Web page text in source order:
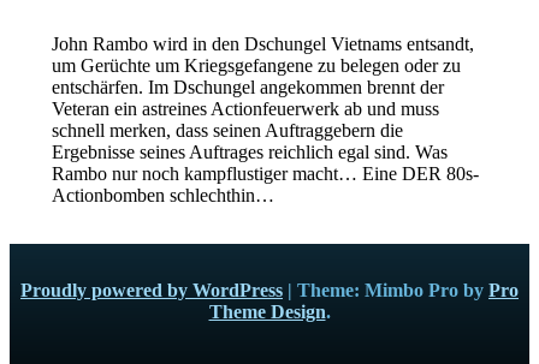
John Rambo wird in den Dschungel Vietnams entsandt,
um Gerüchte um Kriegsgefangene zu belegen oder zu
entschärfen. Im Dschungel angekommen brennt der
Veteran ein astreines Actionfeuerwerk ab und muss
schnell merken, dass seinen Auftraggebern die
Ergebnisse seines Auftrages reichlich egal sind. Was
Rambo nur noch kampflustiger macht… Eine DER 80s-
Actionbomben schlechthin…
Proudly powered by WordPress | Theme: Mimbo Pro by Pro
Theme Design.